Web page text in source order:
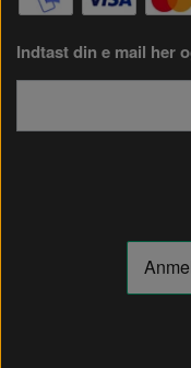
Indtast din e mail her